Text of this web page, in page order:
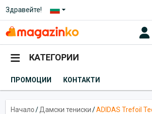
Здравейте!
КАТЕГОРИИ
ПРОМОЦИИ КОНТАКТИ
Начало/Дамски тениски/ADIDAS Trefoil